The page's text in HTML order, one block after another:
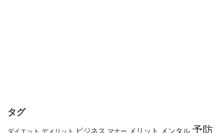
タグ
ダイエット デメリット ビジネス マナー メリット メンタル 予防